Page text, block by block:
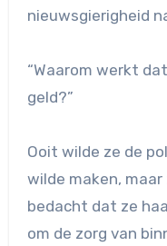
nieuwsgierigheid
“Waarom werkt
geld?”
Ooit wilde ze de
wilde maken, maar
bedacht dat ze
om de zorg van